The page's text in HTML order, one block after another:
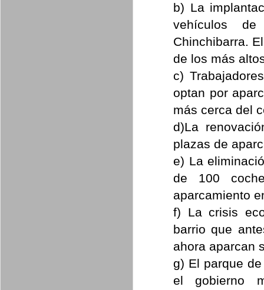
b) La
vehículos
Chinchibarra.
de los más
c)
optan por
más cerca del
d)La
plazas de
e) La
de 100
aparcamiento
f) La crisis
barrio que
ahora aparcan
g) El parque
el gobierno